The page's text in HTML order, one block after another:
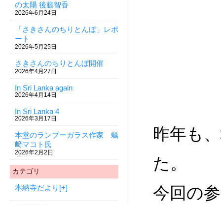
の太陽 後藤智香
2026年6月24日
「さきさんのちりとんぼ」レポ
ート
2026年5月25日
さきさんのちりとんぼ開催
2026年4月27日
In Sri Lanka again
2026年4月14日
In Sri Lanka 4
2026年3月17日
本堂のランプーガラス作家 蠣
﨑マコト氏
2026年2月2日
カテゴリ
本納寺だより [+]
昨年も
た。
今回の